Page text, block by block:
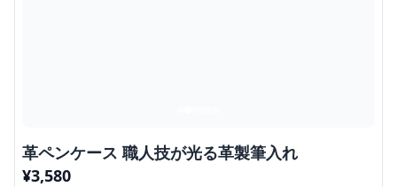
革ペンケース 職人技が光る革製筆入れ
¥3,580